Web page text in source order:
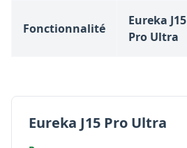
Fonctionnalité
Eureka J15
Pro Ultra
Eureka J15 Pro Ultra